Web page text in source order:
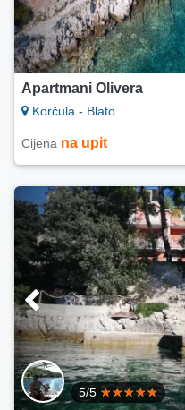
Apartmani Olivera
Korčula - Blato
Cijena na upit
5/5